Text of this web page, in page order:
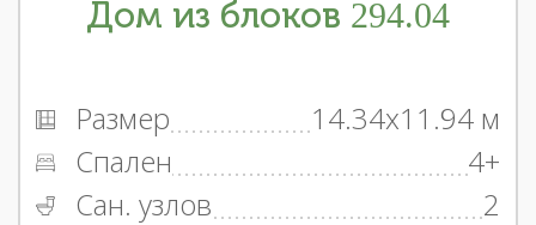
Дом из блоков 294.04
Размер
14.34x11.94 м
Спален
4+
Сан. узлов
2